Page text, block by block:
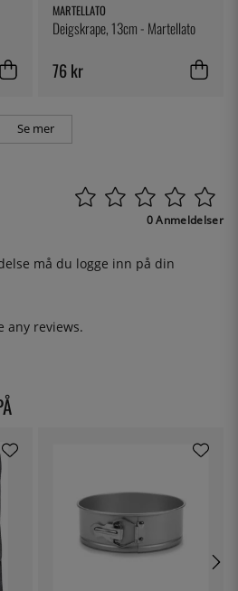
MARTELLATO
Deigskrape, 13cm - Martellato
76 kr
Se mer
0 Anmeldelser
må du logge inn på din
any reviews.